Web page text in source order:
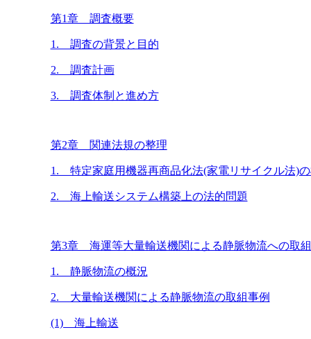
第1章 調査概要
1. 調査の背景と目的
2. 調査計画
3. 調査体制と進め方
第2章 関連法規の整理
1. 特定家庭用機器再商品化法(家電リサイクル法)
2. 海上輸送システム構築上の法的問題
第3章 海運等大量輸送機関による静脈物流への取
1. 静脈物流の概況
2. 大量輸送機関による静脈物流の取組事例
(1) 海上輸送